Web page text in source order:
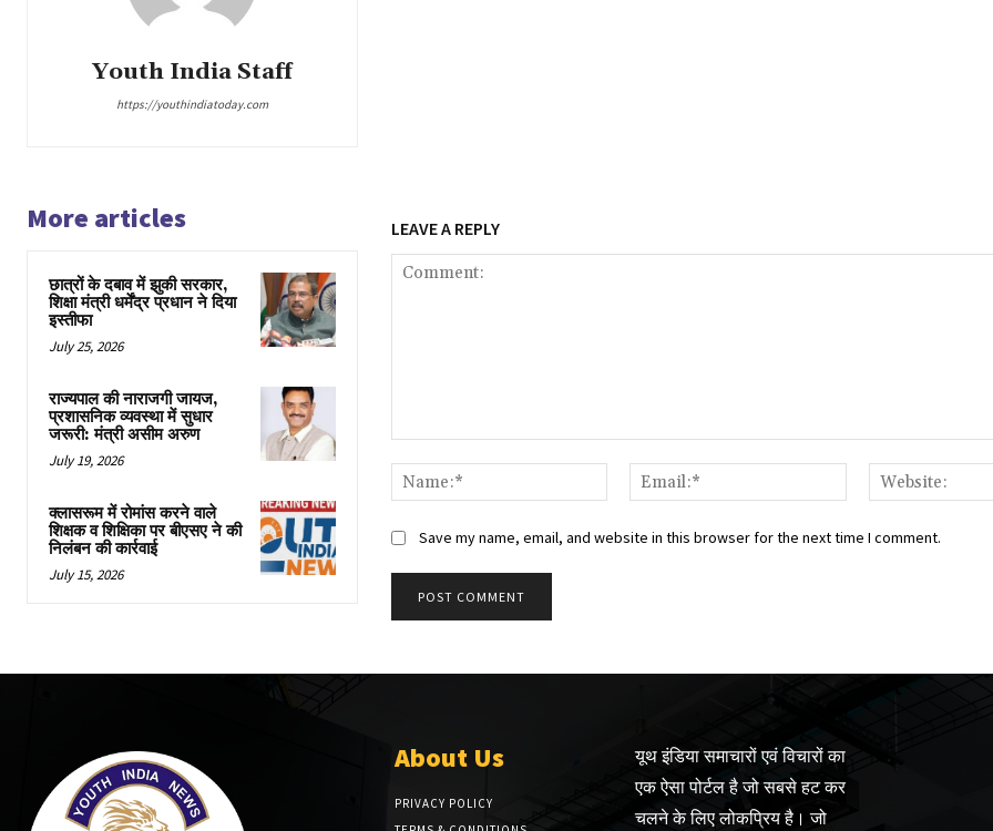
Youth India Staff
https://youthindiatoday.com
More articles
छात्रों के दबाव में झुकी सरकार,
शिक्षा मंत्री धर्मेंद्र प्रधान ने दिया
इस्तीफा
July 25, 2026
राज्यपाल की नाराजगी जायज,
प्रशासनिक व्यवस्था में सुधार
जरूरी: मंत्री असीम अरुण
July 19, 2026
क्लासरूम में रोमांस करने वाले
शिक्षक व शिक्षिका पर बीएसए ने की
निलंबन की कार्रवाई
July 15, 2026
LEAVE A REPLY
Name:*
Email:*
Save my name, email, and website in this browser for the next time I comment.
About Us
PRIVACY POLICY
यूथ इंडिया समाचारों एवं विचारों का
एक ऐसा पोर्टल है जो सबसे हट कर
चलने के लिए लोकप्रिय है। जो